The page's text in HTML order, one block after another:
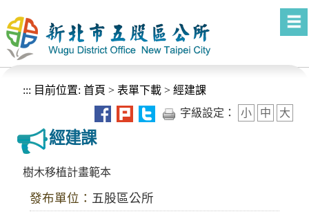
::: 目前位置: 首頁 > 表單下載 > 經建課
字級設定：
小 中 大
經建課
樹木移植計畫範本
發布單位： 五股區公所